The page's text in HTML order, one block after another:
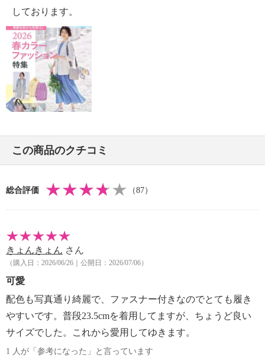
しております。
この商品のクチコミ
総合評価 （87）
きょんきょん さん
（購入日：2026/06/26｜公開日：2026/07/06）
可愛
配色も写真通り綺麗で、ファスナー付きなのでとても履き
やすいです。普段23.5cmを着用してますが、ちょうど良い
サイズでした。これから愛用してゆきます。
1 人が「参考になった」と言っています